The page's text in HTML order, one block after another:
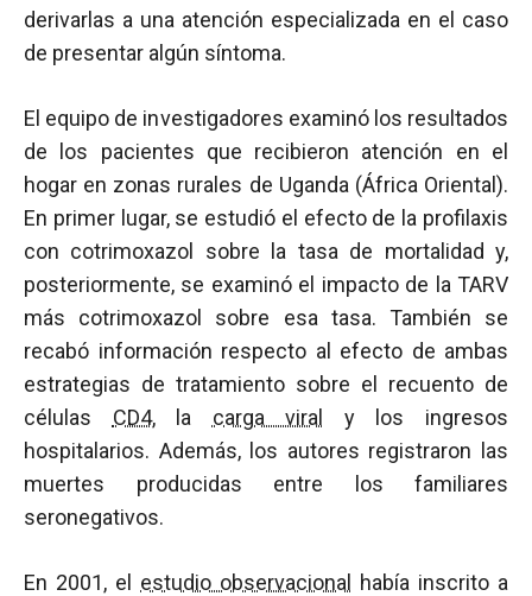
derivarlas a una atención especializada en el caso
de presentar algún síntoma.
El equipo de investigadores examinó los resultados
de los pacientes que recibieron atención en el
hogar en zonas rurales de Uganda (África Oriental).
En primer lugar, se estudió el efecto de la profilaxis
con cotrimoxazol sobre la tasa de mortalidad y,
posteriormente, se examinó el impacto de la TARV
más cotrimoxazol sobre esa tasa. También se
recabó información respecto al efecto de ambas
estrategias de tratamiento sobre el recuento de
células CD4, la carga viral
y los ingresos
hospitalarios. Además, los autores registraron las
muertes producidas entre los familiares
seronegativos.
En 2001, el estudio observacional
había inscrito a